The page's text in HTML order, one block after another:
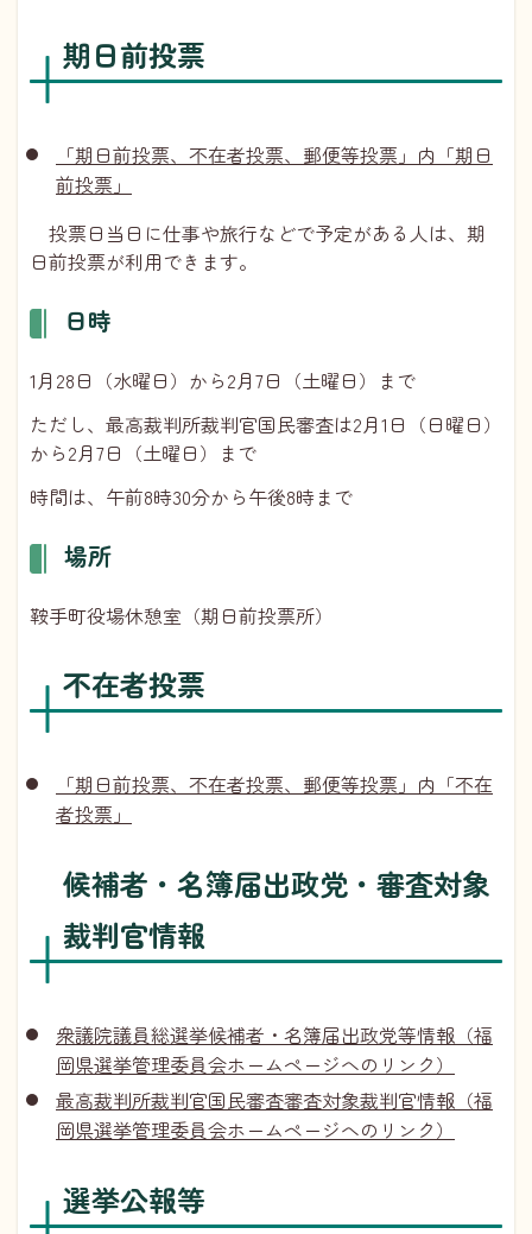
期日前投票
「期日前投票、不在者投票、郵便等投票」内「期日
前投票」
投票日当日に仕事や旅行などで予定がある人は、期
日前投票が利用できます。
日時
1月28日（水曜日）から2月7日（土曜日）まで
ただし、最高裁判所裁判官国民審査は2月1日（日曜日）
から2月7日（土曜日）まで
時間は、午前8時30分から午後8時まで
場所
鞍手町役場休憩室（期日前投票所）
不在者投票
「期日前投票、不在者投票、郵便等投票」内「不在
者投票」
候補者・名簿届出政党・審査対象
裁判官情報
衆議院議員総選挙候補者・名簿届出政党等情報（福
岡県選挙管理委員会ホームページへのリンク）
最高裁判所裁判官国民審査審査対象裁判官情報（福
岡県選挙管理委員会ホームページへのリンク）
選挙公報等